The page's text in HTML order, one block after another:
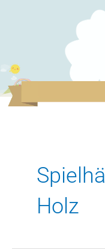
Holz